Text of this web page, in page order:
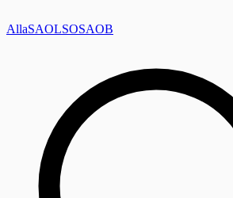
AllaSAOLSOSAOB